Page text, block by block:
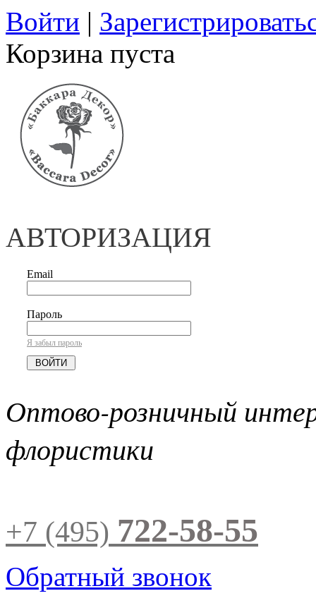
Войти |
Корзина пуста
АВТОРИЗАЦИЯ
Email
Пароль
Я забыл пароль
Оптово-розничный
флористики
+7 (495) 722-58-55
Обратный звонок